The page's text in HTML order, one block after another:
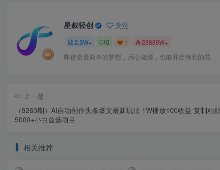
星叙轻创 关注
2.3W+ 0 1 23889W+
即使是最简单的梦想，用心浇灌，也能开出绚烂的花
上一篇
（9260期）AI自动创作头条爆文最新玩法 1W播放100收益 复制粘
5000+小白首选项目
相关推荐